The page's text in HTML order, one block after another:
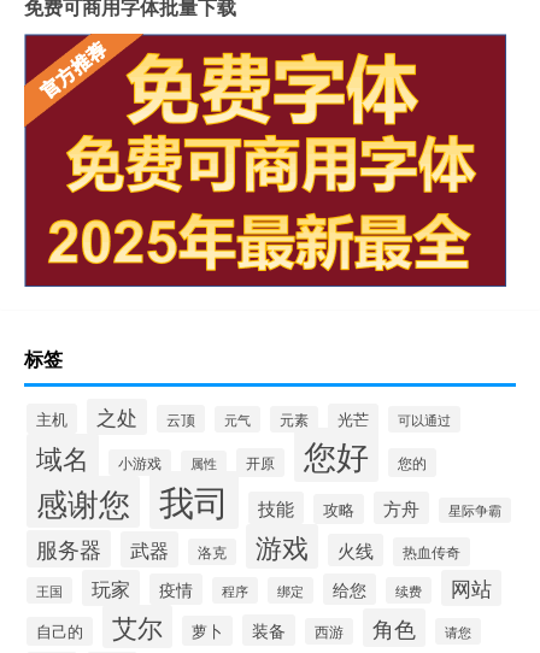
免费可商用字体批量下载
标签
主机 之处 云顶 元气 元素 光芒 可以通过
域名 小游戏 属性 开原 您好 您的
感谢您 我司 技能 攻略 方舟 星际争霸
服务器 武器 洛克 游戏 火线 热血传奇
王国 玩家 疫情 程序 绑定 给您 续费 网站
自己的 艾尔 萝卜 装备 西游 角色 请您